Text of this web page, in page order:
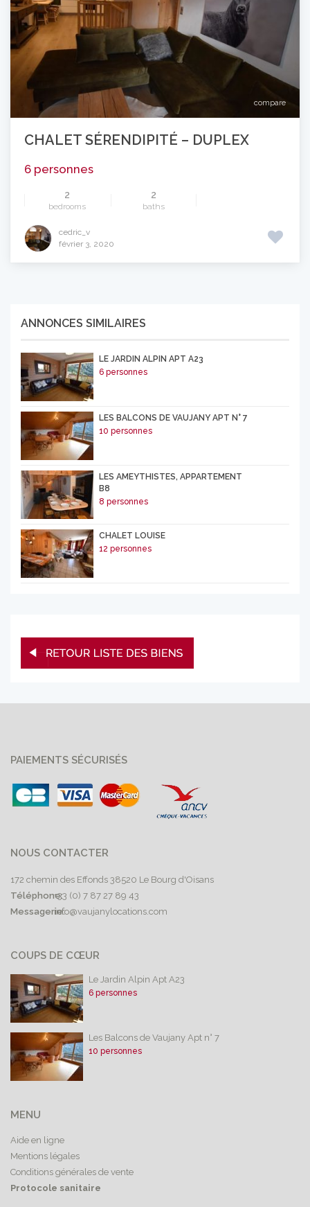
compare
CHALET SÉRENDIPITÉ – DUPLEX
6 personnes
2
bedrooms
2
baths
cedric_v
février 3, 2020
ANNONCES SIMILAIRES
LE JARDIN ALPIN APT A23
6 personnes
LES BALCONS DE VAUJANY APT N° 7
10 personnes
LES AMEYTHISTES, APPARTEMENT
B8
8 personnes
CHALET LOUISE
12 personnes
PAIEMENTS SÉCURISÉS
NOUS CONTACTER
172 chemin des Effonds 38520 Le Bourg d'Oisans
Téléphone:+33 (0) 7 87 27 89 43
Messagerie:info@vaujanylocations.com
COUPS DE CŒUR
Le Jardin Alpin Apt A23
6 personnes
Les Balcons de Vaujany Apt n° 7
10 personnes
MENU
Aide en ligne
Mentions légales
Conditions générales de vente
Protocole sanitaire